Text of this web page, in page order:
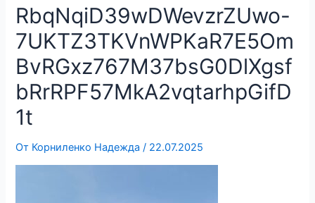
RbqNqiD39wDWevzrZUwo-
7UKTZ3TKVnWPKaR7E5Om
BvRGxz767M37bsG0DlXgsf
bRrRPF57MkA2vqtarhpGifD
1t
От Корниленко Надежда / 22.07.2025